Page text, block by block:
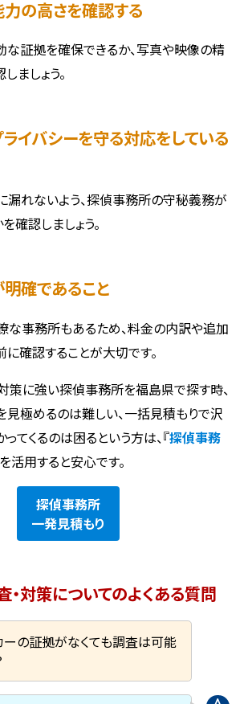
の高さを確認する
証拠を確保できるか、写真や映像の精
ましょう。
イバシーを守る対応をしている
れないよう、探偵事務所の守秘義務が
確認しましょう。
確であること
事務所もあるため、料金の内訳や追加
確認することが大切です。
策に強い探偵事務所を福島県で探す時、
極めるのは難しい、一括見積もりで沢
てくるのは困るという方は、『探偵事務
を活用すると安心です。
探偵事務所
一発見積もり
・対策についてのよくある質問
ーの証拠がなくても調査は可能